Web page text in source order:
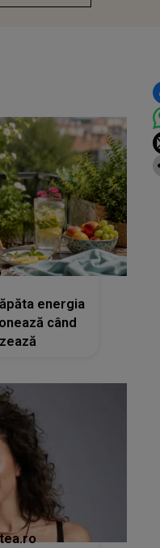
energia
când